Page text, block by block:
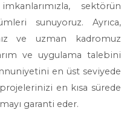
sektörün
sunuyoruz. Ayrıca,
ve uzman kadromuz
ve uygulama talebini
en üst seviyede
en kısa sürede
garanti eder.